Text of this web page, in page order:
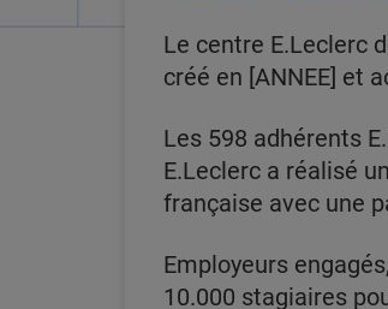
Le centre E.Leclerc
créé en [ANNEE] et
Les 598 adhérents
E.Leclerc a réalisé
française avec une
Employeurs
10.000 stagiaires